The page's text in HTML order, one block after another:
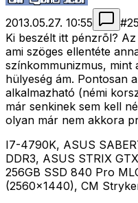
2013.05.27. 10:55 #25
Ki beszélt itt pénzrõl?
ami szöges ellentéte
színkommunizmus, mint
hülyeség ám. Pontosan
alkalmazható (némi
már senkinek sem kell
olyan már nem akkora
I7-4790K, ASUS
DDR3, ASUS STRIX
256GB SSD 840 Pro
(2560x1440), CM